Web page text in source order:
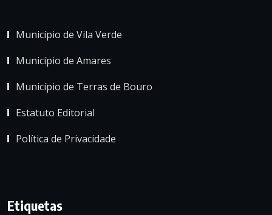
Município de Vila Verde
Município de Amares
Município de Terras de Bouro
Estatuto Editorial
Política de Privacidade
Etiquetas